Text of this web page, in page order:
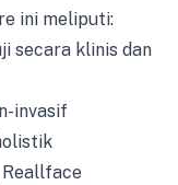
ini meliputi:
secara klinis dan
invasif
Reallface